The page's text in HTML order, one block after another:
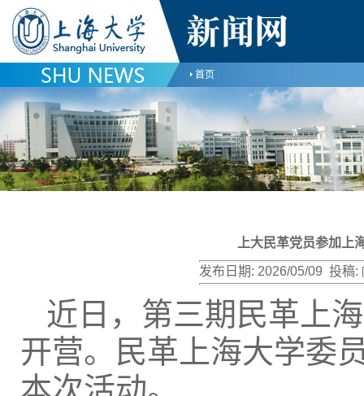
首页
上大民革党员参加上
发布日期: 2026/05/09 投稿:
近日，第三期民革上
开营。民革上海大学委